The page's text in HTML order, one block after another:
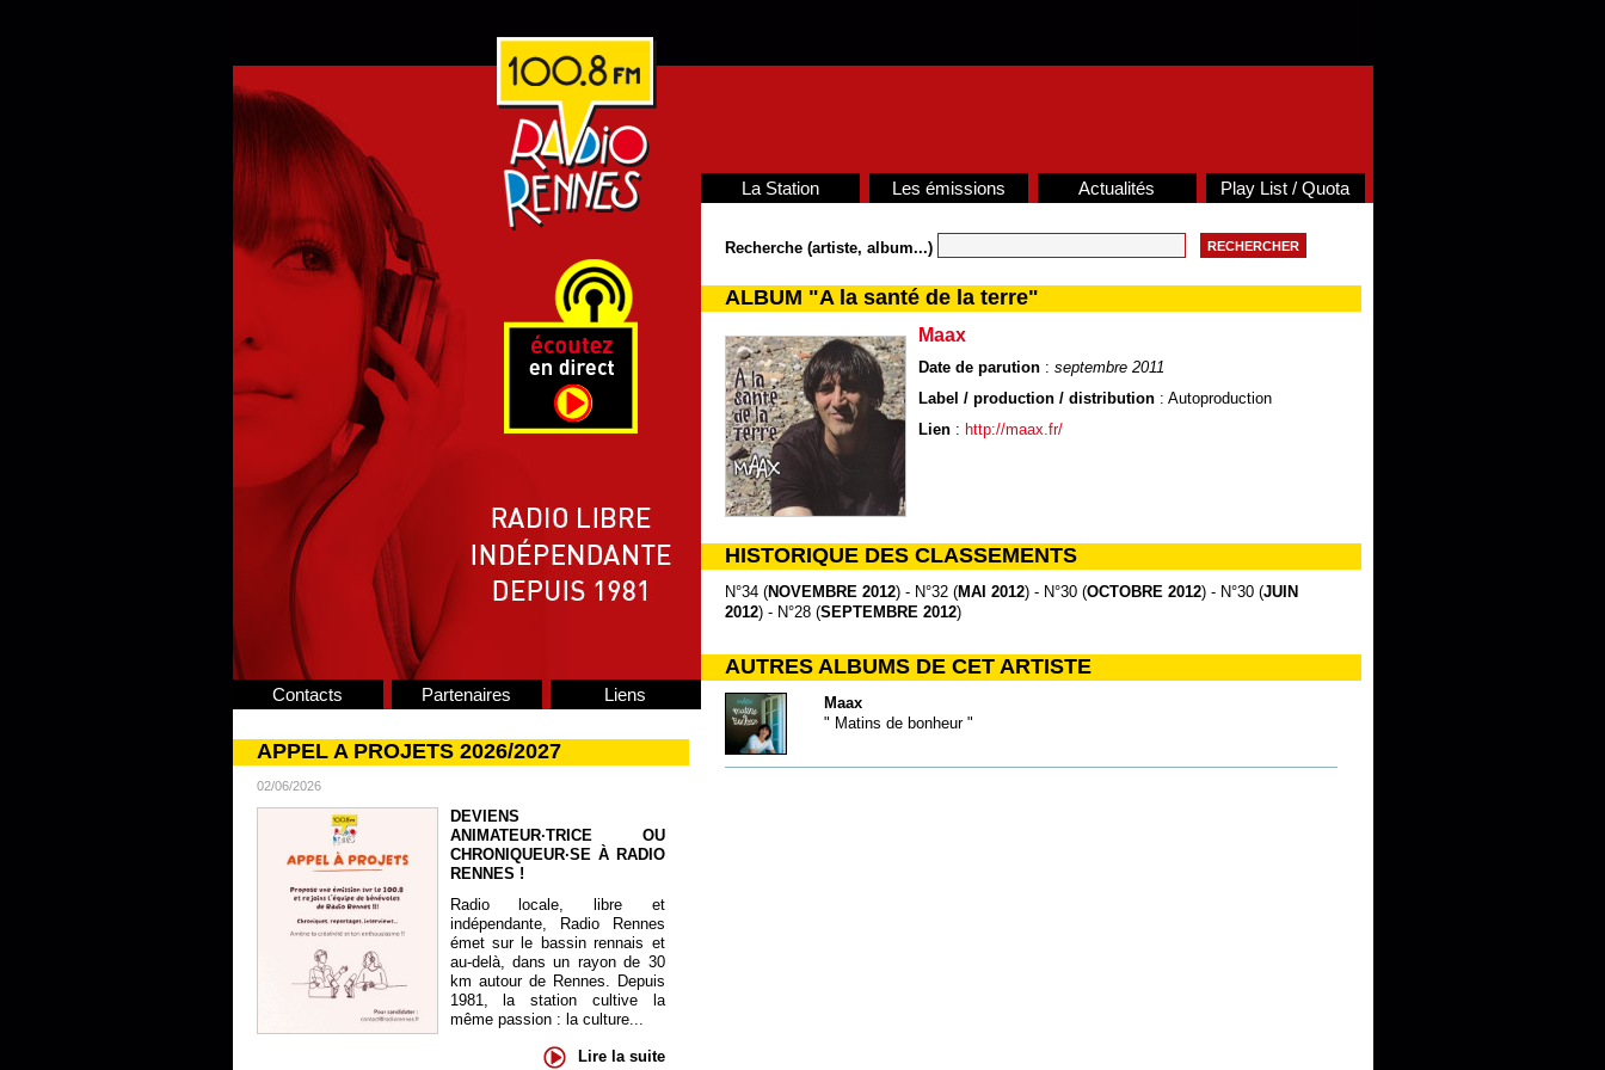
Contacts Partenaires Liens
APPEL A PROJETS 2026/2027
02/06/2026
DEVIENS
ANIMATEUR·TRICE OU
CHRONIQUEUR·SE À RADIO
RENNES !
Radio locale, libre et
indépendante, Radio Rennes
émet sur le bassin rennais et
au-delà, dans un rayon de 30
km autour de Rennes. Depuis
1981, la station cultive la
même passion : la culture...
Lire la suite
La Station Les émissions Actualités Play List / Quota
Recherche (artiste, album...)
ALBUM "A la santé de la terre"
Maax
Date de parution: septembre 2011
Label / production / distribution: Autoproduction
Lien: http://maax.fr/
HISTORIQUE DES CLASSEMENTS
N°34 (NOVEMBRE 2012) - N°32 (MAI 2012) - N°30 (OCTOBRE 2012) - N°30 (JUIN
2012) - N°28 (SEPTEMBRE 2012)
AUTRES ALBUMS DE CET ARTISTE
Maax
" Matins de bonheur "